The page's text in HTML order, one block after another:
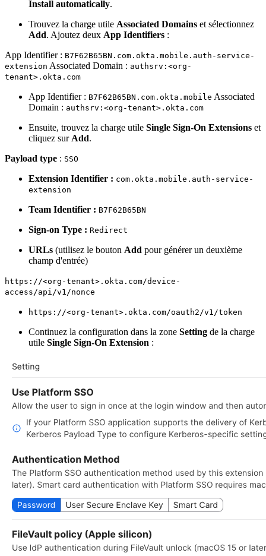
Install automatically.
Trouvez la charge utile Associated Domains et sélectionnez
Add. Ajoutez deux App Identifiers :
App Identifier : B7F62B65BN.com.okta.mobile.auth-service-
extension Associated Domain : authsrv:<org-
tenant>.okta.com
App Identifier : B7F62B65BN.com.okta.mobile Associated
Domain : authsrv:<org-tenant>.okta.com
Ensuite, trouvez la charge utile Single Sign-On Extensions et
cliquez sur Add.
Payload type : SSO
Extension Identifier : com.okta.mobile.auth-service-
extension
Team Identifier : B7F62B65BN
Sign-on Type : Redirect
URLs (utilisez le bouton Add pour générer un deuxième
champ d'entrée)
https://<org-tenant>.okta.com/device-
access/api/v1/nonce
https://<org-tenant>.okta.com/oauth2/v1/token
Continuez la configuration dans la zone Setting de la charge
utile Single Sign-On Extension :